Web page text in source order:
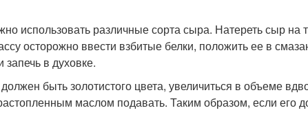
использовать различные сорта сыра. Натереть сыр на
осторожно ввести взбитые белки, положить ее в
в духовке.
быть золотистого цвета, увеличиться в объеме
маслом подавать. Таким образом, если его